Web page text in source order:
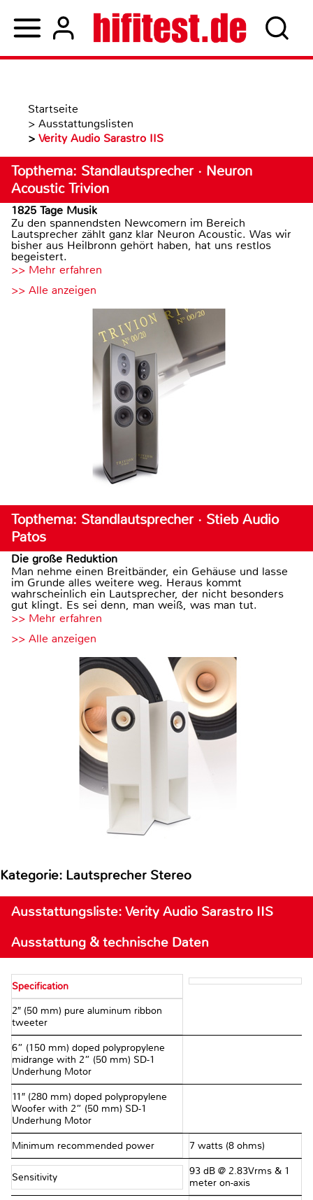
Startseite
> Ausstattungslisten
> Verity Audio Sarastro IIS
Topthema: Standlautsprecher · Neuron
Acoustic Trivion
1825 Tage Musik
Zu den spannendsten Newcomern im Bereich
Lautsprecher zählt ganz klar Neuron Acoustic. Was wir
bisher aus Heilbronn gehört haben, hat uns restlos
begeistert.
>> Mehr erfahren
>> Alle anzeigen
Topthema: Standlautsprecher · Stieb Audio
Patos
Die große Reduktion
Man nehme einen Breitbänder, ein Gehäuse und lasse
im Grunde alles weitere weg. Heraus kommt
wahrscheinlich ein Lautsprecher, der nicht besonders
gut klingt. Es sei denn, man weiß, was man tut.
>> Mehr erfahren
>> Alle anzeigen
Kategorie: Lautsprecher Stereo
Ausstattungsliste: Verity Audio Sarastro IIS
Ausstattung & technische Daten
Specification
2″ (50 mm) pure aluminum ribbon
tweeter
6” (150 mm) doped polypropylene
midrange with 2” (50 mm) SD-1
Underhung Motor
11″ (280 mm) doped polypropylene
Woofer with 2” (50 mm) SD-1
Underhung Motor
Minimum recommended power 7 watts (8 ohms)
Sensitivity
93 dB @ 2.83Vrms & 1
meter on-axis